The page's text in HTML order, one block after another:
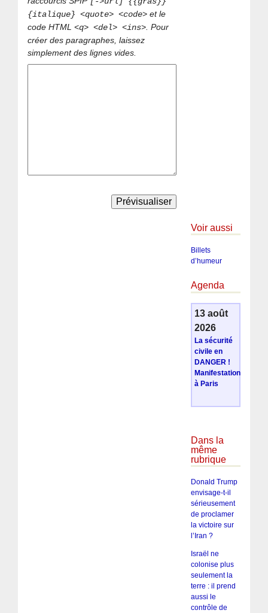
{italique} <quote> <code> et le
code HTML<q> <del> <ins>. Pour
créer des paragraphes, laissez
simplement des lignes vides.
Voir aussi
Billets
d’humeur
Agenda
13 août
2026
La sécurité
civile en
DANGER !
Manifestation
à Paris
Dans la
même
rubrique
Donald Trump
envisage-t-il
sérieusement
de proclamer
la victoire sur
l’Iran ?
Israël ne
colonise plus
seulement la
terre : il prend
aussi le
contrôle de